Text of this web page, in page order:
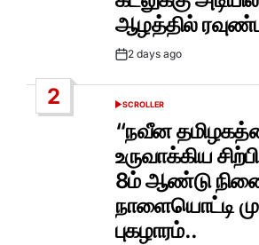
ஆழத்தில்
Post2 days ago
2
POSTED
IN
SCROLLER
“நவீன
உருவாக்கிய
8ம் ஆண்டு
நாளையொட்டி
புகழாரம்..